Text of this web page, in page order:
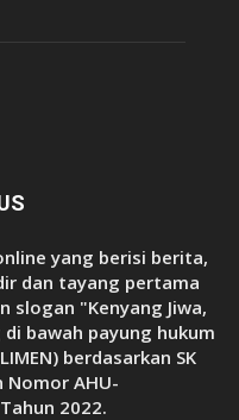
yang berisi berita,
dan tayang pertama
slogan "Kenyang Jiwa,
di bawah payung hukum
berdasarkan SK
Nomor AHU-
2022.